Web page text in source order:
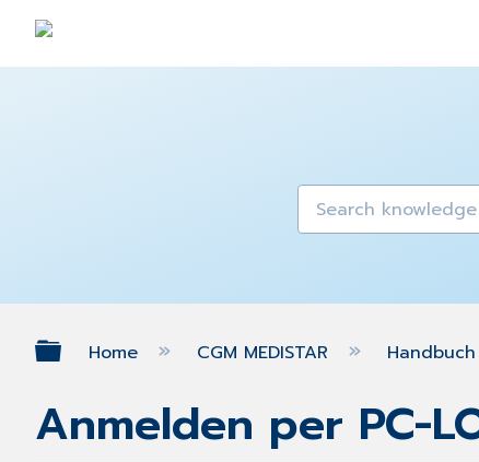
Expand/collapse global
Home CGM MEDISTAR Handbuch
Anmelden per PC-